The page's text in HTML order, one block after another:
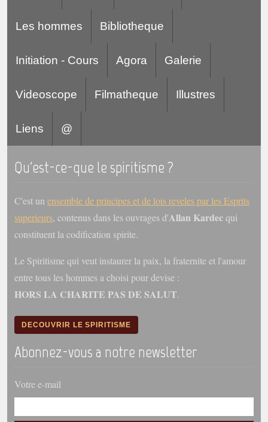
Bibliothèque spirite
Documents
Bulletins "Le Spiritisme"
Journal trimestriel
Newsletters
trimestrielles
Citations
Maximes
séance d'aide spirituelle
Powerpoints
Enseignement
Cours dispensés au Centre
Consultez les réponses
Les hommes Bibliotheque
Initiation - Cours Agora Galerie
Videoscope Filmatheque Illustres
Liens @
Qu'est-ce-que le spiritisme ?
C'est un ensemble de principes et de lois reveles par les Esprits
superieurs, contenus dans les ouvrages d'Allan Kardecqui
constituent la codification spirite.
Le Spiritisme qui veut instaurer la paix, la fraternite et l'amour
entre tous les hommes a choisi pour devise :
HORS LA CHARITE PAS DE SALUT.
DECOUVRIR LE SPIRITISME
Abonnez-vous a notre newsletter
Votre e-mail